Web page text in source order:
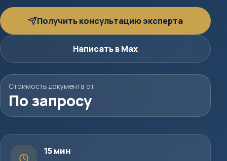
Получить консультацию эксперта
Написать в Max
Стоимость документа от
По запросу
15 мин